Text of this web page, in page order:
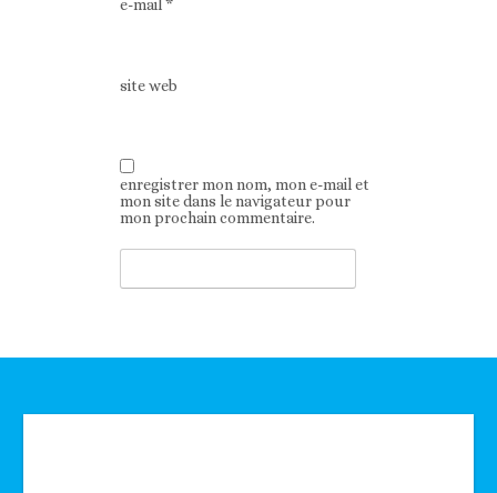
e-mail*
site web
enregistrer mon nom, mon e-mail et
mon site dans le navigateur pour
mon prochain commentaire.